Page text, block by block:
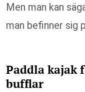
Men man kan
man befinner sig
Paddla kajak
bufflar